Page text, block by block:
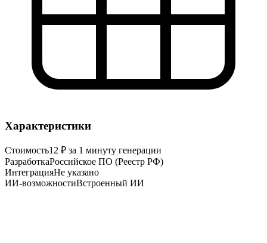
Характеристики
Стоимость12 ₽ за 1 минуту генерации
РазработкаРоссийское ПО (Реестр РФ)
ИнтеграцияНе указано
ИИ-возможностиВстроенный ИИ